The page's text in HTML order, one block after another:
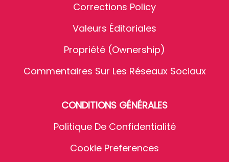
Corrections Policy
Valeurs Éditoriales
Propriété (Ownership)
Commentaires Sur Les Réseaux Sociaux
CONDITIONS GÉNÉRALES
Politique De Confidentialité
Cookie Preferences